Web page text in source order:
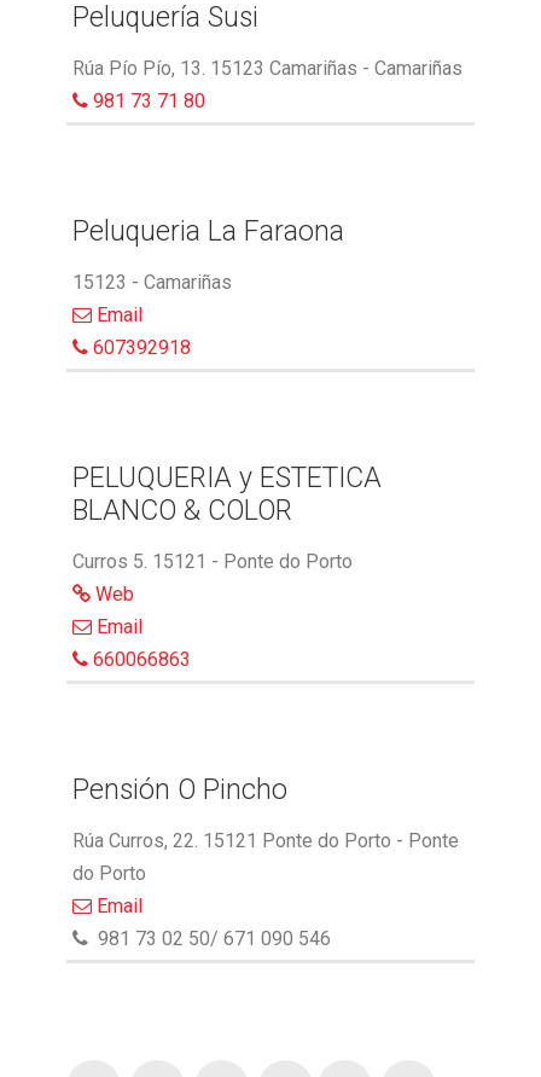
Peluquería Susi
Rúa Pío Pío, 13. 15123 Camariñas - Camariñas
981 73 71 80
Peluqueria La Faraona
15123 - Camariñas
Email
607392918
PELUQUERIA y ESTETICA
BLANCO & COLOR
Curros 5. 15121 - Ponte do Porto
Web
Email
660066863
Pensión O Pincho
Rúa Curros, 22. 15121 Ponte do Porto - Ponte
do Porto
Email
981 73 02 50/ 671 090 546